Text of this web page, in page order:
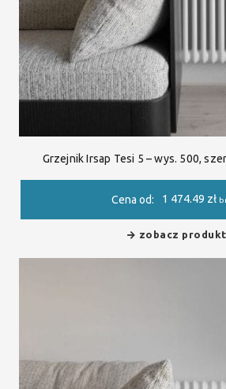
Grzejnik Irsap Tesi 5 – wys. 500,
Cena od: 1 474.49 zł
zobacz produkt